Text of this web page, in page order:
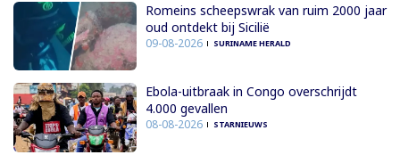
Romeins scheepswrak van ruim 2000 jaar
oud ontdekt bij Sicilië
09-08-2026 SURINAME HERALD
Ebola-uitbraak in Congo overschrijdt
4.000 gevallen
08-08-2026 STARNIEUWS